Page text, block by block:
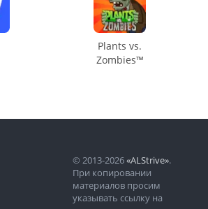
Plants vs.
Zombies™
© 2013-2026«ALStrive».
При копировании
материалов просим
указывать ссылку на